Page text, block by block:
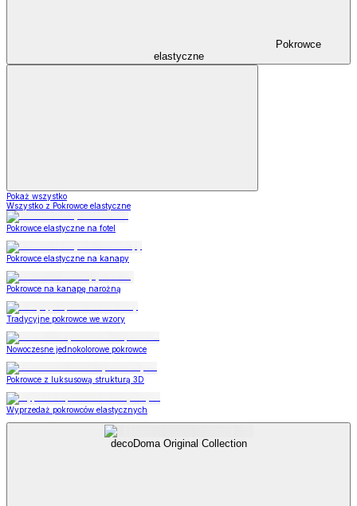
Pokrowce
elastyczne
Pokaż wszystko
Wszystko z Pokrowce elastyczne
Pokrowce elastyczne na fotel
Pokrowce elastyczne na kanapy
Pokrowce na kanapę narożną
Tradycyjne pokrowce we wzory
Nowoczesne jednokolorowe pokrowce
Pokrowce z luksusową strukturą 3D
Wyprzedaż pokrowców elastycznych
decoDoma Original Collection